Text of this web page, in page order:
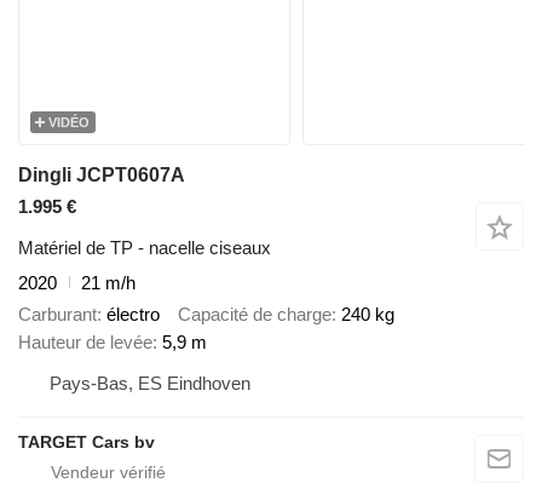
VIDÉO
Dingli JCPT0607A
1.995 €
Matériel de TP - nacelle ciseaux
2020
21 m/h
Carburant électro Capacité de charge 240 kg
Hauteur de levée 5,9 m
Pays-Bas, ES Eindhoven
TARGET Cars bv